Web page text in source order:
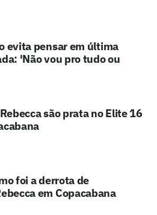
evita pensar em última
'Não vou pro tudo ou
são prata no Elite 16
foi a derrota de
em Copacabana